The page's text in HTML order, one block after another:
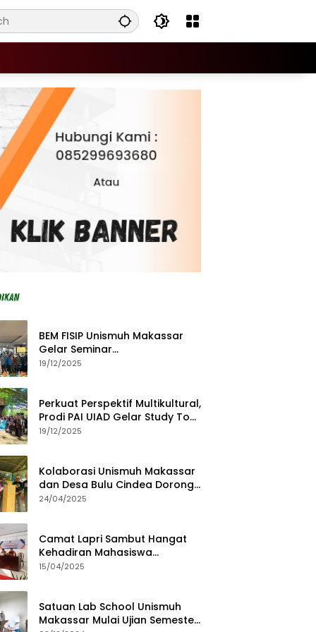
BEM FISIP Unismuh Makassar
Gelar Seminar
Keperempuanan, Bahas
19/12/2025
Perkuat Perspektif Multikultural,
Prodi PAI UIAD Gelar Study Tour
ke Kajang
19/12/2025
Kolaborasi Unismuh Makassar
dan Desa Bulu Cindea Dorong
Sentra Garam Industri
24/04/2025
Camat Lapri Sambut Hangat
Kehadiran Mahasiswa
PoltekMu
15/04/2025
Satuan Lab School Unismuh
Makassar Mulai Ujian Semester,